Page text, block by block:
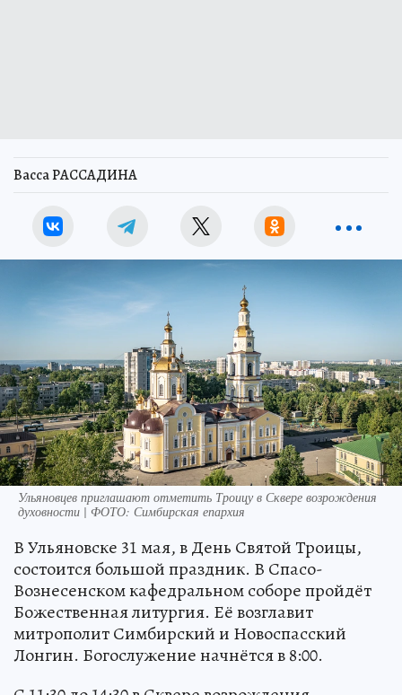
Васса РАССАДИНА
Ульяновцев приглашают отметить Троицу в Сквере возрождения
духовности | ФОТО: Симбирская епархия
В Ульяновске 31 мая, в День Святой Троицы,
состоится большой праздник. В Спасо-
Вознесенском кафедральном соборе пройдёт
Божественная литургия. Её возглавит
митрополит Симбирский и Новоспасский
Лонгин. Богослужение начнётся в 8:00.